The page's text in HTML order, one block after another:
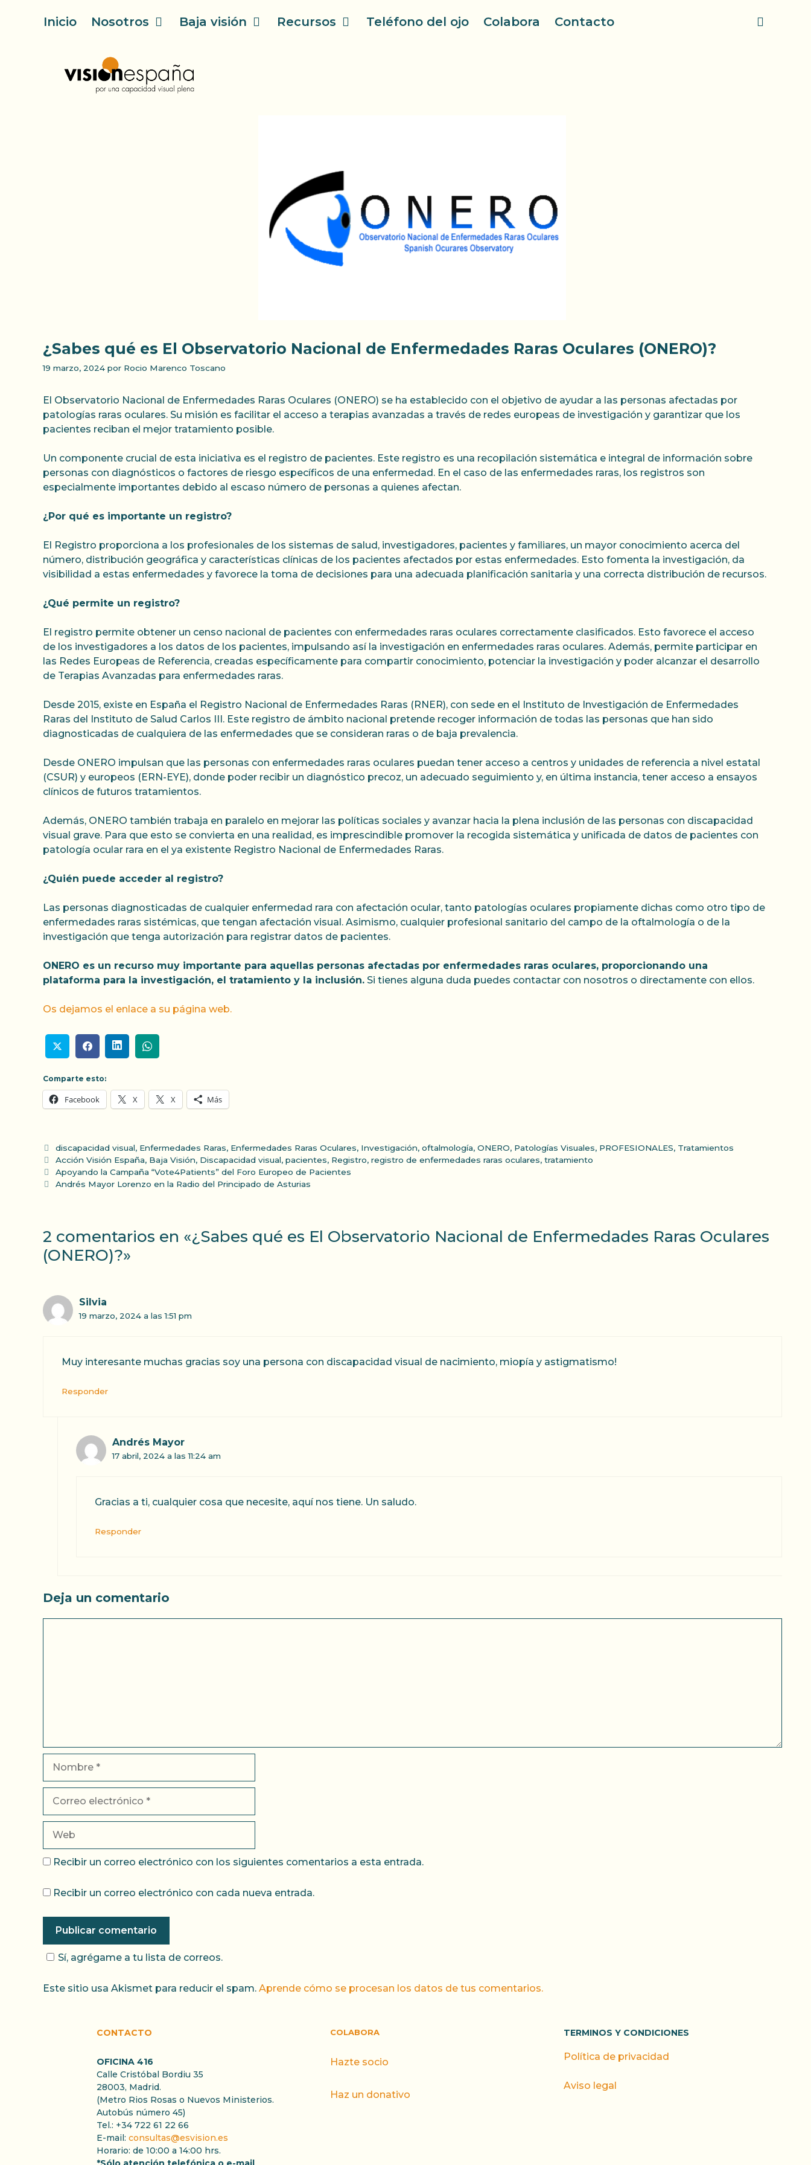
Inicio Nosotros Baja visión Recursos Teléfono del ojo Colabora Contacto
¿Sabes qué es El Observatorio Nacional de Enfermedades Raras Oculares (ONERO)?
19 marzo, 2024 por Rocio Marenco Toscano
El Observatorio Nacional de Enfermedades Raras Oculares (ONERO) se ha establecido con el objetivo de ayudar a las personas afectadas por
patologías raras oculares. Su misión es facilitar el acceso a terapias avanzadas a través de redes europeas de investigación y garantizar que los
pacientes reciban el mejor tratamiento posible.
Un componente crucial de esta iniciativa es el registro de pacientes. Este registro es una recopilación sistemática e integral de información sobre
personas con diagnósticos o factores de riesgo específicos de una enfermedad. En el caso de las enfermedades raras, los registros son
especialmente importantes debido al escaso número de personas a quienes afectan.
¿Por qué es importante un registro?
El Registro proporciona a los profesionales de los sistemas de salud, investigadores, pacientes y familiares, un mayor conocimiento acerca del
número, distribución geográfica y características clínicas de los pacientes afectados por estas enfermedades. Esto fomenta la investigación, da
visibilidad a estas enfermedades y favorece la toma de decisiones para una adecuada planificación sanitaria y una correcta distribución de recursos.
¿Qué permite un registro?
El registro permite obtener un censo nacional de pacientes con enfermedades raras oculares correctamente clasificados. Esto favorece el acceso
de los investigadores a los datos de los pacientes, impulsando así la investigación en enfermedades raras oculares. Además, permite participar en
las Redes Europeas de Referencia, creadas específicamente para compartir conocimiento, potenciar la investigación y poder alcanzar el desarrollo
de Terapias Avanzadas para enfermedades raras.
Desde 2015, existe en España el Registro Nacional de Enfermedades Raras (RNER), con sede en el Instituto de Investigación de Enfermedades
Raras del Instituto de Salud Carlos III. Este registro de ámbito nacional pretende recoger información de todas las personas que han sido
diagnosticadas de cualquiera de las enfermedades que se consideran raras o de baja prevalencia.
Desde ONERO impulsan que las personas con enfermedades raras oculares puedan tener acceso a centros y unidades de referencia a nivel estatal
(CSUR) y europeos (ERN-EYE), donde poder recibir un diagnóstico precoz, un adecuado seguimiento y, en última instancia, tener acceso a ensayos
clínicos de futuros tratamientos.
Además, ONERO también trabaja en paralelo en mejorar las políticas sociales y avanzar hacia la plena inclusión de las personas con discapacidad
visual grave. Para que esto se convierta en una realidad, es imprescindible promover la recogida sistemática y unificada de datos de pacientes con
patología ocular rara en el ya existente Registro Nacional de Enfermedades Raras.
¿Quién puede acceder al registro?
Las personas diagnosticadas de cualquier enfermedad rara con afectación ocular, tanto patologías oculares propiamente dichas como otro tipo de
enfermedades raras sistémicas, que tengan afectación visual. Asimismo, cualquier profesional sanitario del campo de la oftalmología o de la
investigación que tenga autorización para registrar datos de pacientes.
ONERO es un recurso muy importante para aquellas personas afectadas por enfermedades raras oculares, proporcionando una
plataforma para la investigación, el tratamiento y la inclusión.Si tienes alguna duda puedes contactar con nosotros o directamente con ellos.
Os dejamos el enlace a su página web.
Comparte esto:
Facebook X X Más
Categorías
discapacidad visual, Enfermedades Raras, Enfermedades Raras Oculares, Investigación, oftalmología, ONERO, Patologías Visuales, PROFESIONALES, Tratamientos
Etiquetas
Acción Visión España, Baja Visión, Discapacidad visual, pacientes, Registro, registro de enfermedades raras oculares, tratamiento
Apoyando la Campaña “Vote4Patients” del Foro Europeo de Pacientes
Andrés Mayor Lorenzo en la Radio del Principado de Asturias
2 comentarios en «¿Sabes qué es El Observatorio Nacional de Enfermedades Raras Oculares
(ONERO)?»
Silvia
19 marzo, 2024 a las 1:51 pm
Muy interesante muchas gracias soy una persona con discapacidad visual de nacimiento, miopía y astigmatismo!
Responder
Andrés Mayor
17 abril, 2024 a las 11:24 am
Gracias a ti, cualquier cosa que necesite, aquí nos tiene. Un saludo.
Responder
Deja un comentario
electrónico
Recibir un correo electrónico con los siguientes comentarios a esta entrada.
Recibir un correo electrónico con cada nueva entrada.
Sí, agrégame a tu lista de correos.
Este sitio usa Akismet para reducir el spam. Aprende cómo se procesan los datos de tus comentarios.
CONTACTO
OFICINA 416
Calle Cristóbal Bordiu 35
28003, Madrid.
(Metro Rios Rosas o Nuevos Ministerios.
Autobús número 45)
Tel.: +34 722 61 22 66
E-mail: consultas@esvision.es
Horario: de 10:00 a 14:00 hrs.
COLABORA
Hazte socio
Haz un donativo
TERMINOS Y CONDICIONES
Política de privacidad
Aviso legal